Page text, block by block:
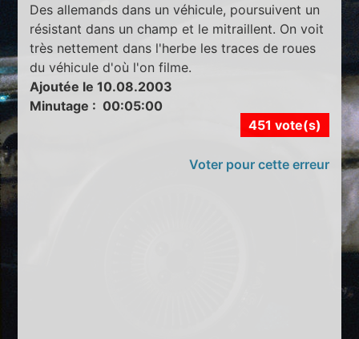
Des allemands dans un véhicule, poursuivent un
résistant dans un champ et le mitraillent. On voit
très nettement dans l'herbe les traces de roues
du véhicule d'où l'on filme.
Ajoutée le 10.08.2003
Minutage : 00:05:00
451 vote(s)
Voter pour cette erreur